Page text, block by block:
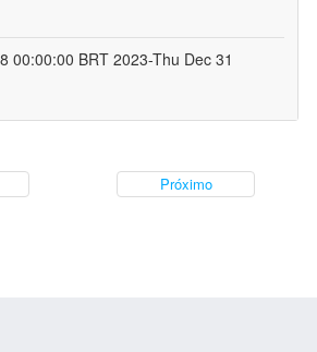
00:00:00 BRT 2023-Thu Dec 31
Próximo